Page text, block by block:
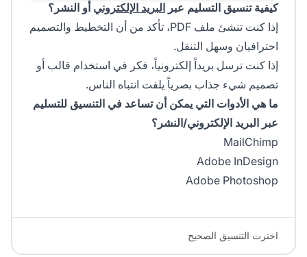
كيفية تنسيق التسليم عبر البريد الإلكتروني أو النشر؟
إذا كنت تنشئ ملف PDF، تأكد من أن التخطيط والتصميم
احترافيان وسهل التنقل.
إذا كنت ترسل بريداً إلكترونياً، فكر في استخدام قالب أو
تصميم شيء جذاب بصرياً يلفت انتباه الناس.
ما هي الأدوات التي يمكن أن تساعد في التنسيق للتسليم
عبر البريد الإلكتروني/النشر؟
MailChimp
Adobe InDesign
Adobe Photoshop
اخترت التنسيق الصحيح